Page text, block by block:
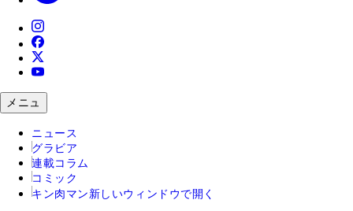
メニュ
ニュース
グラビア
連載コラム
コミック
キン肉マン 新しいウィンドウで開く